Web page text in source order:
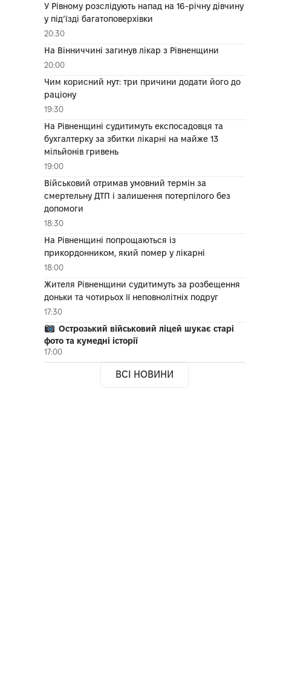
У Рівному розслідують напад на 16-річну дівчину
у під’їзді багатоповерхівки
20:30
На Вінниччині загинув лікар з Рівненщини
20:00
Чим корисний нут: три причини додати його до
раціону
19:30
На Рівненщині судитимуть експосадовця та
бухгалтерку за збитки лікарні на майже 13
мільйонів гривень
19:00
Військовий отримав умовний термін за
смертельну ДТП і залишення потерпілого без
допомоги
18:30
На Рівненщині попрощаються із
прикордонником, який помер у лікарні
18:00
Жителя Рівненщини судитимуть за розбещення
доньки та чотирьох її неповнолітніх подруг
17:30
Острозький військовий ліцей шукає старі
фото та кумедні історії
17:00
ВСІ НОВИНИ